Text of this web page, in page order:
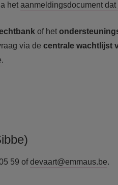
het aanmeldingsdocument
of het
via de centrale wachtlijst
.
59 ofdevaart@emmaus.be.